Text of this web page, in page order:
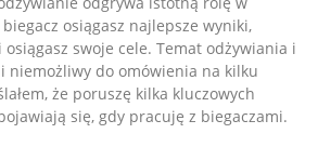
osiągasz najlepsze wyniki,
swoje cele. Temat odżywiania i
niemożliwy do omówienia na kilku
że poruszę kilka kluczowych
się, gdy pracuję z biegaczami.